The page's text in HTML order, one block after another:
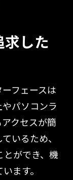
求した
フェースは
パソコンラ
クセスが簡
いるため、
とができ、機
ます。